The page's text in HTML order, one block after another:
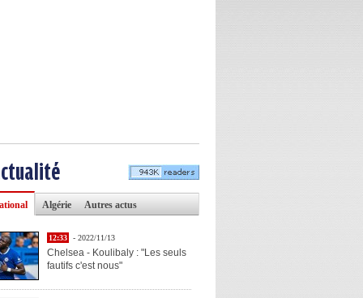
Algérie Autres actus
12:33 - 2022/11/13
Chelsea - Koulibaly : "Les seuls
fautifs c'est nous"